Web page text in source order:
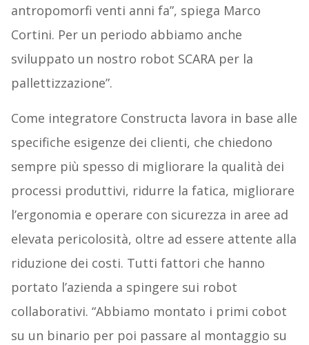
antropomorfi venti anni fa”, spiega Marco
Cortini. Per un periodo abbiamo anche
sviluppato un nostro robot SCARA per la
pallettizzazione”.
Come integratore Constructa lavora in base alle
specifiche esigenze dei clienti, che chiedono
sempre più spesso di migliorare la qualità dei
processi produttivi, ridurre la fatica, migliorare
l’ergonomia e operare con sicurezza in aree ad
elevata pericolosità, oltre ad essere attente alla
riduzione dei costi. Tutti fattori che hanno
portato l’azienda a spingere sui robot
collaborativi. “Abbiamo montato i primi cobot
su un binario per poi passare al montaggio su